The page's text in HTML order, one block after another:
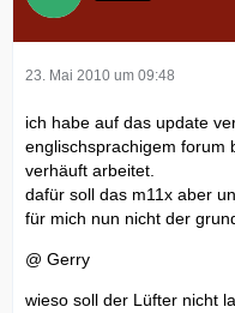
23. Mai 2010 um 09:48
ich habe auf das update
englischsprachigem forum
verhäuft arbeitet.
dafür soll das m11x aber
für mich nun nicht der
@ Gerry
wieso soll der Lüfter nicht